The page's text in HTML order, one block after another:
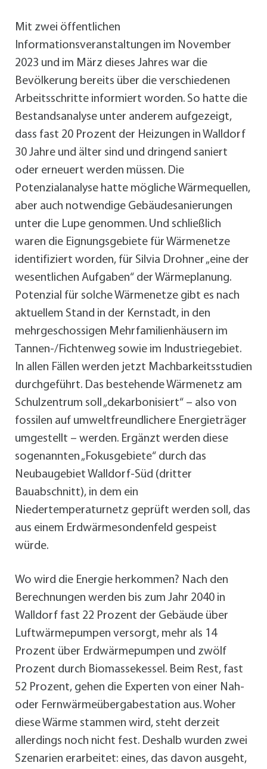
Mit zwei öffentlichen
Informationsveranstaltungen im November
2023 und im März dieses Jahres war die
Bevölkerung bereits über die verschiedenen
Arbeitsschritte informiert worden. So hatte die
Bestandsanalyse unter anderem aufgezeigt,
dass fast 20 Prozent der Heizungen in Walldorf
30 Jahre und älter sind und dringend saniert
oder erneuert werden müssen. Die
Potenzialanalyse hatte mögliche Wärmequellen,
aber auch notwendige Gebäudesanierungen
unter die Lupe genommen. Und schließlich
waren die Eignungsgebiete für Wärmenetze
identifiziert worden, für Silvia Drohner „eine der
wesentlichen Aufgaben“ der Wärmeplanung.
Potenzial für solche Wärmenetze gibt es nach
aktuellem Stand in der Kernstadt, in den
mehrgeschossigen Mehrfamilienhäusern im
Tannen-/Fichtenweg sowie im Industriegebiet.
In allen Fällen werden jetzt Machbarkeitsstudien
durchgeführt. Das bestehende Wärmenetz am
Schulzentrum soll „dekarbonisiert“ – also von
fossilen auf umweltfreundlichere Energieträger
umgestellt – werden. Ergänzt werden diese
sogenannten „Fokusgebiete“ durch das
Neubaugebiet Walldorf-Süd (dritter
Bauabschnitt), in dem ein
Niedertemperaturnetz geprüft werden soll, das
aus einem Erdwärmesondenfeld gespeist
würde.
Wo wird die Energie herkommen? Nach den
Berechnungen werden bis zum Jahr 2040 in
Walldorf fast 22 Prozent der Gebäude über
Luftwärmepumpen versorgt, mehr als 14
Prozent über Erdwärmepumpen und zwölf
Prozent durch Biomassekessel. Beim Rest, fast
52 Prozent, gehen die Experten von einer Nah-
oder Fernwärmeübergabestation aus. Woher
diese Wärme stammen wird, steht derzeit
allerdings noch nicht fest. Deshalb wurden zwei
Szenarien erarbeitet: eines, das davon ausgeht,